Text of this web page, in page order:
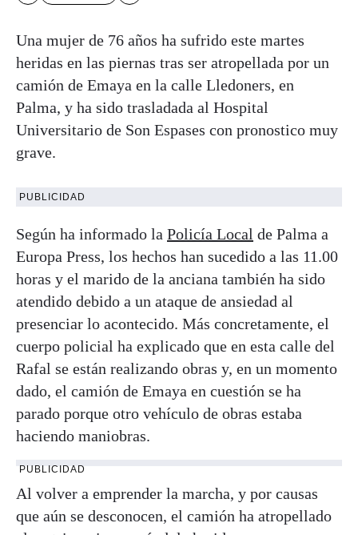
Una mujer de 76 años ha sufrido este martes
heridas en las piernas tras ser atropellada por un
camión de Emaya en la calle Lledoners, en
Palma, y ha sido trasladada al Hospital
Universitario de Son Espases con pronostico muy
grave.
PUBLICIDAD
Según ha informado la Policía Local de Palma a
Europa Press, los hechos han sucedido a las 11.00
horas y el marido de la anciana también ha sido
atendido debido a un ataque de ansiedad al
presenciar lo acontecido. Más concretamente, el
cuerpo policial ha explicado que en esta calle del
Rafal se están realizando obras y, en un momento
dado, el camión de Emaya en cuestión se ha
parado porque otro vehículo de obras estaba
haciendo maniobras.
PUBLICIDAD
Al volver a emprender la marcha, y por causas
que aún se desconocen, el camión ha atropellado